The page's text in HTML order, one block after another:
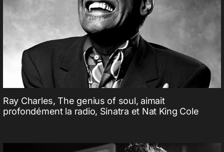
Ray Charles, The genius of soul, aimait
profondément la radio, Sinatra et Nat King Cole